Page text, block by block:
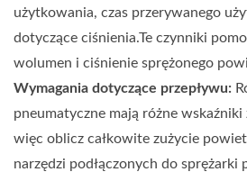
użytkowania, czas przerywanego
dotyczące ciśnienia.Te czynniki
wolumen i ciśnienie sprężonego
Wymagania dotyczące przepływu:
pneumatyczne mają różne
więc oblicz całkowite zużycie
narzędzi podłączonych do